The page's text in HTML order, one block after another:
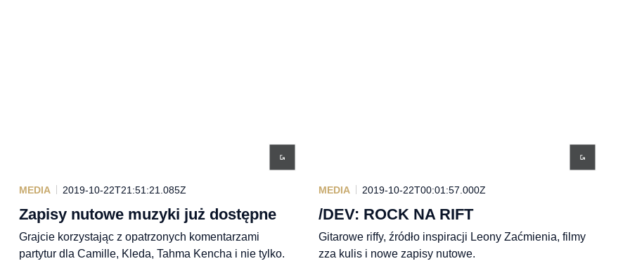
MEDIA 2019-10-22T21:51:21.085Z
Zapisy nutowe muzyki już dostępne
Grajcie korzystając z opatrzonych komentarzami
partytur dla Camille, Kleda, Tahma Kencha i nie tylko.
MEDIA 2019-10-22T00:01:57.000Z
/DEV: ROCK NA RIFT
Gitarowe riffy, źródło inspiracji Leony Zaćmienia, filmy
zza kulis i nowe zapisy nutowe.